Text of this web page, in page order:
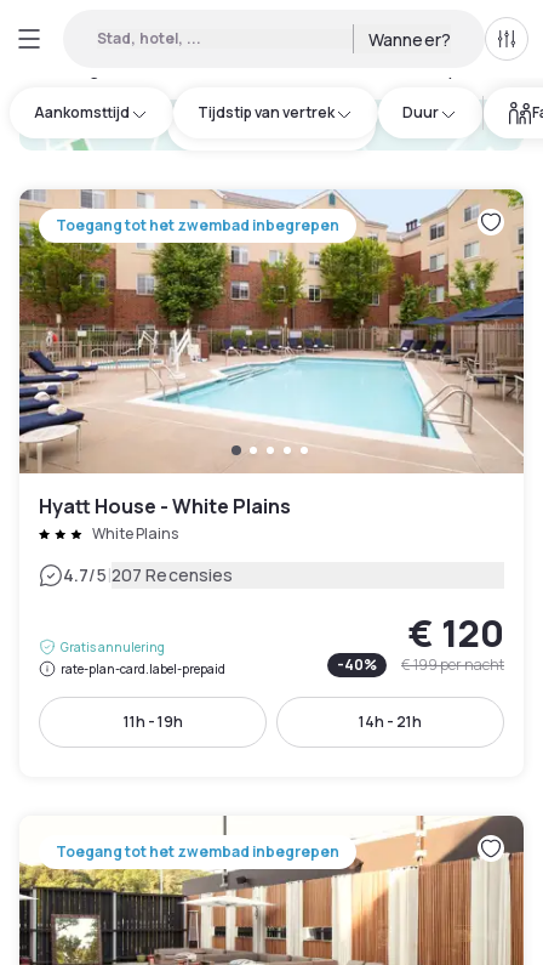
Stad, hotel, ... Wanneer?
Aankomsttijd Tijdstip van vertrek Duur
hotel.cta.view_map
Toegang tot het zwembad inbegrepen
Hyatt House - White Plains
White Plains
4.7/5|207 Recensies
Gratis annulering
rate-plan-card.label-prepaid
€ 120
-40% € 199per nacht
11h - 19h 14h - 21h
Toegang tot het zwembad inbegrepen